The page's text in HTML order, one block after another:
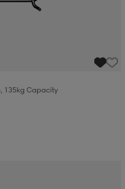
135kg Capacity